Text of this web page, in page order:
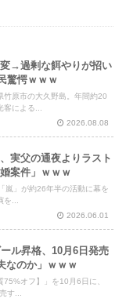
変→過剰な餌やりが招い
驚愕ｗｗｗ
竹原市の大久野島。年間約20
による...
2026.08.08
実父の通夜よりラスト
案件」ｗｗｗ
嵐」が約26年半の活動に幕を
...
2026.06.01
ル昇格、10月6日発売
なのか」ｗｗｗ
オフ】」を10月6日に、
す...